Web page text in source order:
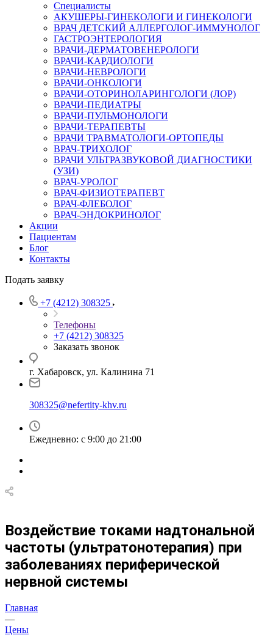
Специалисты
АКУШЕРЫ-ГИНЕКОЛОГИ И ГИНЕКОЛОГИ
ВРАЧ ДЕТСКИЙ АЛЛЕРГОЛОГ-ИММУНОЛОГ
ГАСТРОЭНТЕРОЛОГИЯ
ВРАЧИ-ДЕРМАТОВЕНЕРОЛОГИ
ВРАЧИ-КАРДИОЛОГИ
ВРАЧИ-НЕВРОЛОГИ
ВРАЧИ-ОНКОЛОГИ
ВРАЧИ-ОТОРИНОЛАРИНГОЛОГИ (ЛОР)
ВРАЧИ-ПЕДИАТРЫ
ВРАЧИ-ПУЛЬМОНОЛОГИ
ВРАЧИ-ТЕРАПЕВТЫ
ВРАЧИ ТРАВМАТОЛОГИ-ОРТОПЕДЫ
ВРАЧ-ТРИХОЛОГ
ВРАЧИ УЛЬТРАЗВУКОВОЙ ДИАГНОСТИКИ
(УЗИ)
ВРАЧ-УРОЛОГ
ВРАЧ-ФИЗИОТЕРАПЕВТ
ВРАЧ-ФЛЕБОЛОГ
ВРАЧ-ЭНДОКРИНОЛОГ
Акции
Пациентам
Блог
Контакты
Подать заявку
+7 (4212) 308325
Телефоны
+7 (4212) 308325
Заказать звонок
г. Хабаровск, ул. Калинина 71
308325@nefertity-khv.ru
Ежедневно: с 9:00 до 21:00
Воздействие токами надтональной
частоты (ультратонотерапия) при
заболеваниях периферической
нервной системы
Главная
—
Цены